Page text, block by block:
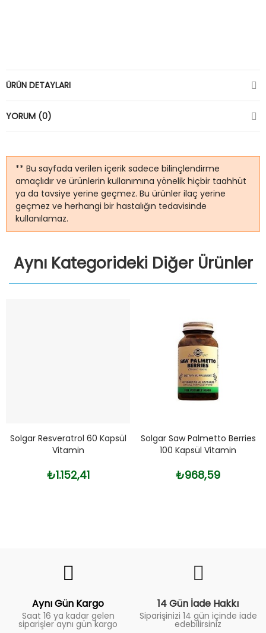
ÜRÜN DETAYLARI
YORUM (0)
** Bu sayfada verilen içerik sadece bilinçlendirme
amaçlıdır ve ürünlerin kullanımına yönelik hiçbir taahhüt
ya da tavsiye yerine geçmez. Bu ürünler ilaç yerine
geçmez ve herhangi bir hastalığın tedavisinde
kullanılamaz.
Aynı Kategorideki Diğer Ürünler
Solgar Resveratrol 60 Kapsül
Vitamin
₺1.152,41
Solgar Saw Palmetto Berries
100 Kapsül Vitamin
₺968,59
Aynı Gün Kargo
Saat 16 ya kadar gelen
siparişler aynı gün kargo
14 Gün İade Hakkı
Siparişinizi 14 gün içinde iade
edebilirsiniz